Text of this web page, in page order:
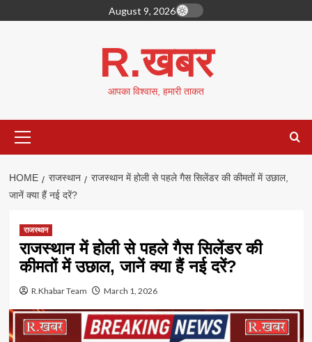
to
August 9, 2026
R.खबर
आपका विश्वास, हमारी ताकत
Menu
HOME राजस्थान
राजस्थान में होली से पहले गैस सिलेंडर की कीमतों में उछाल,
जानें क्या हैं नई दरें?
राजस्थान
राजस्थान में होली से पहले गैस सिलेंडर की
कीमतों में उछाल, जानें क्या हैं नई दरें?
R.Khabar Team March 1, 2026